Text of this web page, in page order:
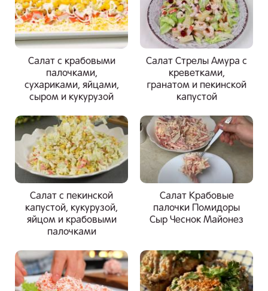
Салат с крабовыми
палочками,
сухариками, яйцами,
сыром и кукурузой
Салат Стрелы Амура с
креветками,
гранатом и пекинской
капустой
Салат с пекинской
капустой, кукурузой,
яйцом и крабовыми
палочками
Салат Крабовые
палочки Помидоры
Сыр Чеснок Майонез